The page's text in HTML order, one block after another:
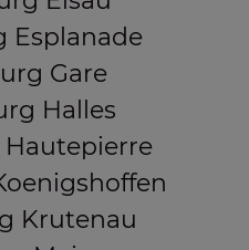
Esplanade
Gare
Halles
Krutenau